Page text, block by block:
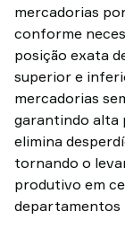
mercadorias
conforme
posição exata
superior e
mercadorias
garantindo alta
elimina
tornando o
produtivo em
departamentos